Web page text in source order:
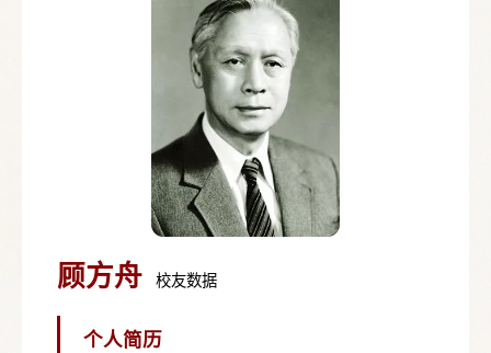
顾方舟 校友数据
个人简历